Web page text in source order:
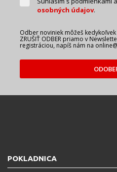
osobných údajov.
Odber noviniek môžeš
ZRUŠIŤ ODBER priamo v
registráciou, napíš nám na
POKLADNICA